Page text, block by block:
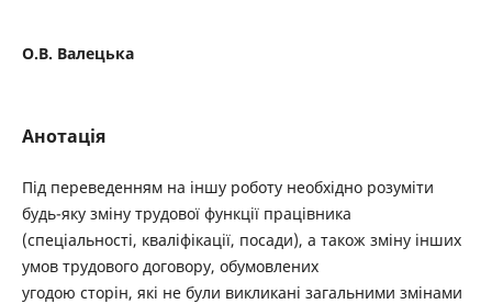
О.В. Валецька
Анотація
Під переведенням на іншу роботу необхідно розуміти
будь-яку зміну трудової функції працівника
(спеціальності, кваліфікації, посади), а також зміну інших
умов трудового договору, обумовлених
угодою сторін, які не були викликані загальними змінами